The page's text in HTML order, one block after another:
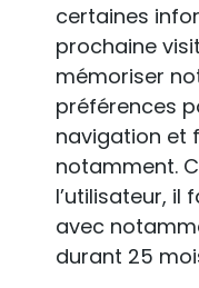
certaines
prochaine
mémoriser
préférences
navigation et
notamment.
l’utilisateur, il
avec
durant 25